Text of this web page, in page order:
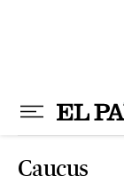
Caucus